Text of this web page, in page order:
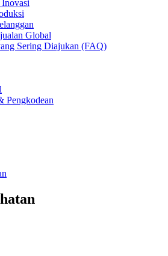
Global
Sering Diajukan (FAQ)
Pengkodean